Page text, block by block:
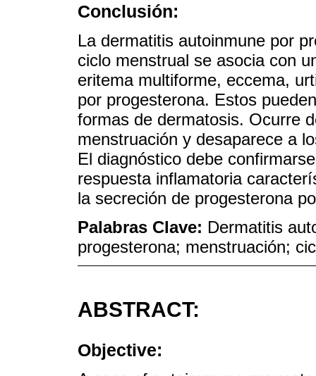
Conclusión:
La dermatitis autoinmune por
ciclo menstrual se asocia con
eritema multiforme, eccema,
por progesterona. Estos
formas de dermatosis. Ocurre
menstruación y desaparece a
El diagnóstico debe
respuesta inflamatoria
la secreción de progesterona
Palabras Clave: Dermatitis
progesterona; menstruación;
ABSTRACT:
Objective: